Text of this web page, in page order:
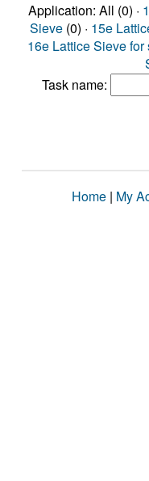
Application: All (0) ·
Sieve (0) · 15e
16e Lattice Sieve
Task name:
Home | My